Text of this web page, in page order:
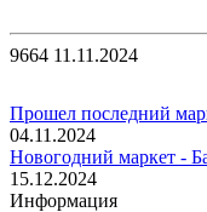
9664 11.11.2024
Прошел последний
04.11.2024
Новогодний маркет -
15.12.2024
Информация